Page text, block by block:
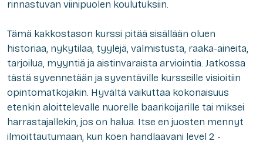
rinnastuvan viinipuolen koulutuksiin.
Tämä kakkostason kurssi pitää sisällään oluen
historiaa, nykytilaa, tyylejä, valmistusta, raaka-aineita,
tarjoilua, myyntiä ja aistinvaraista arviointia. Jatkossa
tästä syvennetään ja syventäville kursseille visioitiin
opintomatkojakin. Hyvältä vaikuttaa kokonaisuus
etenkin aloittelevalle nuorelle baarikoijarille tai miksei
harrastajallekin, jos on halua. Itse en juosten mennyt
ilmoittautumaan, kun koen handlaavani level 2 -